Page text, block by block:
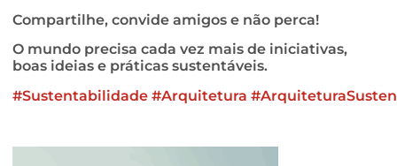
Compartilhe, convide amigos e não perca!
O mundo precisa cada vez mais de iniciativas,
boas ideias e práticas sustentáveis.
#Sustentabilidade #Arquitetura